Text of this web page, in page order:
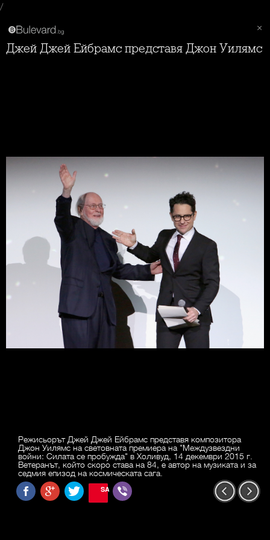
/
Джей Джей Ейбрамс представя Джон Уилямс
Режисьорът Джей Джей Ейбрамс представя композитора
Джон Уилямс на световната премиера на "Междузвездни
войни: Силата се пробужда" в Холивуд, 14 декември 2015 г.
Ветеранът, който скоро става на 84, е автор на музиката и за
седмия епизод на космическата сага.
SAVE